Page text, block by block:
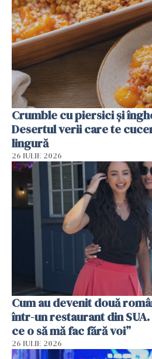
Crumble cu piersici și
Desertul verii care te
lingură
26 IULIE 2026
Cum au devenit două
într-un restaurant din
ce o să mă fac fără voi”
26 IULIE 2026